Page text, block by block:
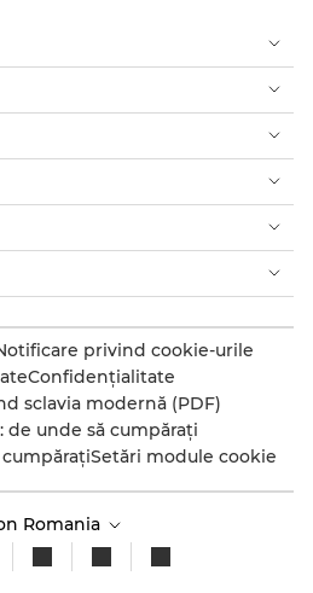
privind cookie-urile
Confidenţialitate
sclavia modernă (PDF)
de unde să cumpăraţi
Setări module cookie
Romania